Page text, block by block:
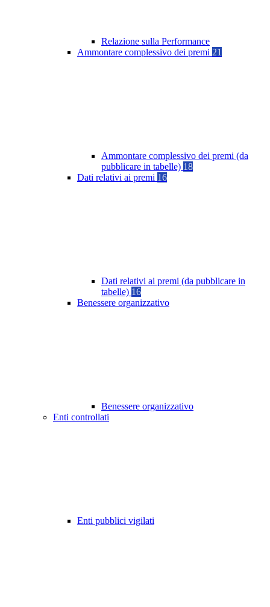
Relazione sulla Performance
Ammontare complessivo dei premi 21
Ammontare complessivo dei premi (da
pubblicare in tabelle) 18
Dati relativi ai premi 16
Dati relativi ai premi (da pubblicare in
tabelle) 16
Benessere organizzativo
Benessere organizzativo
Enti controllati
Enti pubblici vigilati